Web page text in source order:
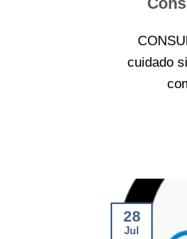
cuidado
28
Jul